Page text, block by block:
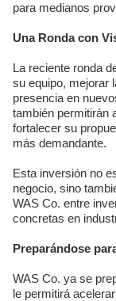
para medianos
Una Ronda con
La reciente ronda
su equipo, mejorar
presencia en
también permitirán
fortalecer su
más demandante.
Esta inversión no
negocio, sino
WAS Co. entre
concretas en
Preparándose
WAS Co. ya se
le permitirá